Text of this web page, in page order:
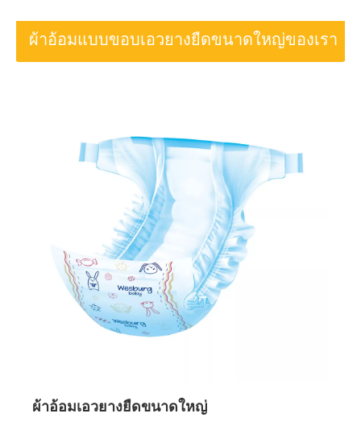
ผ้าอ้อมแบบขอบเอวยางยืดขนาดใหญ่ของเรา
ผ้าอ้อมเอวยางยืดขนาดใหญ่